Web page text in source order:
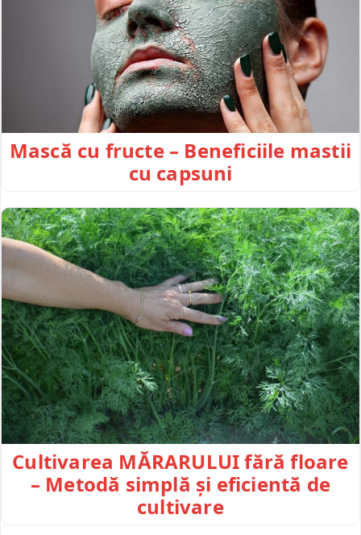
Mască cu fructe – Beneficiile mastii
cu capsuni
Cultivarea MĂRARULUI fără floare
– Metodă simplă și eficientă de
cultivare